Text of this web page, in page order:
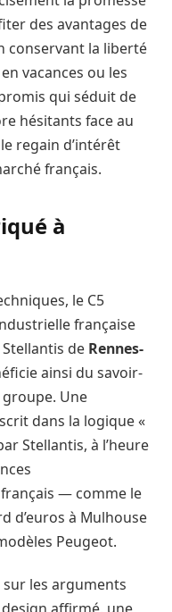
des avantages de
conservant la liberté
vacances ou les
qui séduit de
hésitants face au
regain d’intérêt
français.
à
le C5
française
de Rennes-
ainsi du savoir-
Une
dans la logique «
Stellantis, à l’heure
français — comme le
d’euros à Mulhouse
Peugeot.
sur les arguments